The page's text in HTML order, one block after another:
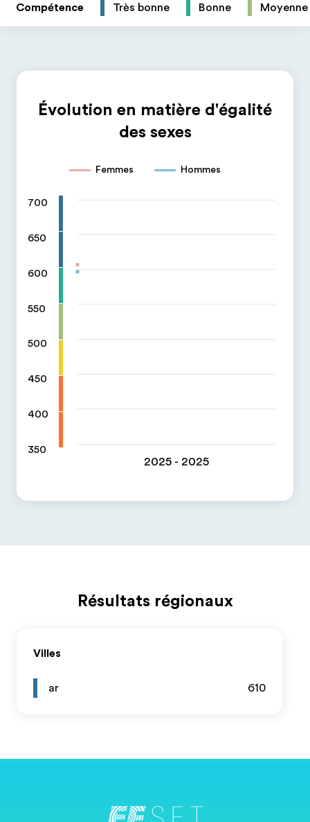
Compétence Très bonne Bonne Moyenne
Évolution en matière d'égalité
des sexes
Femmes Hommes
700
650
600
550
500
450
400
350
2025 - 2025
Résultats régionaux
Villes
ar 610